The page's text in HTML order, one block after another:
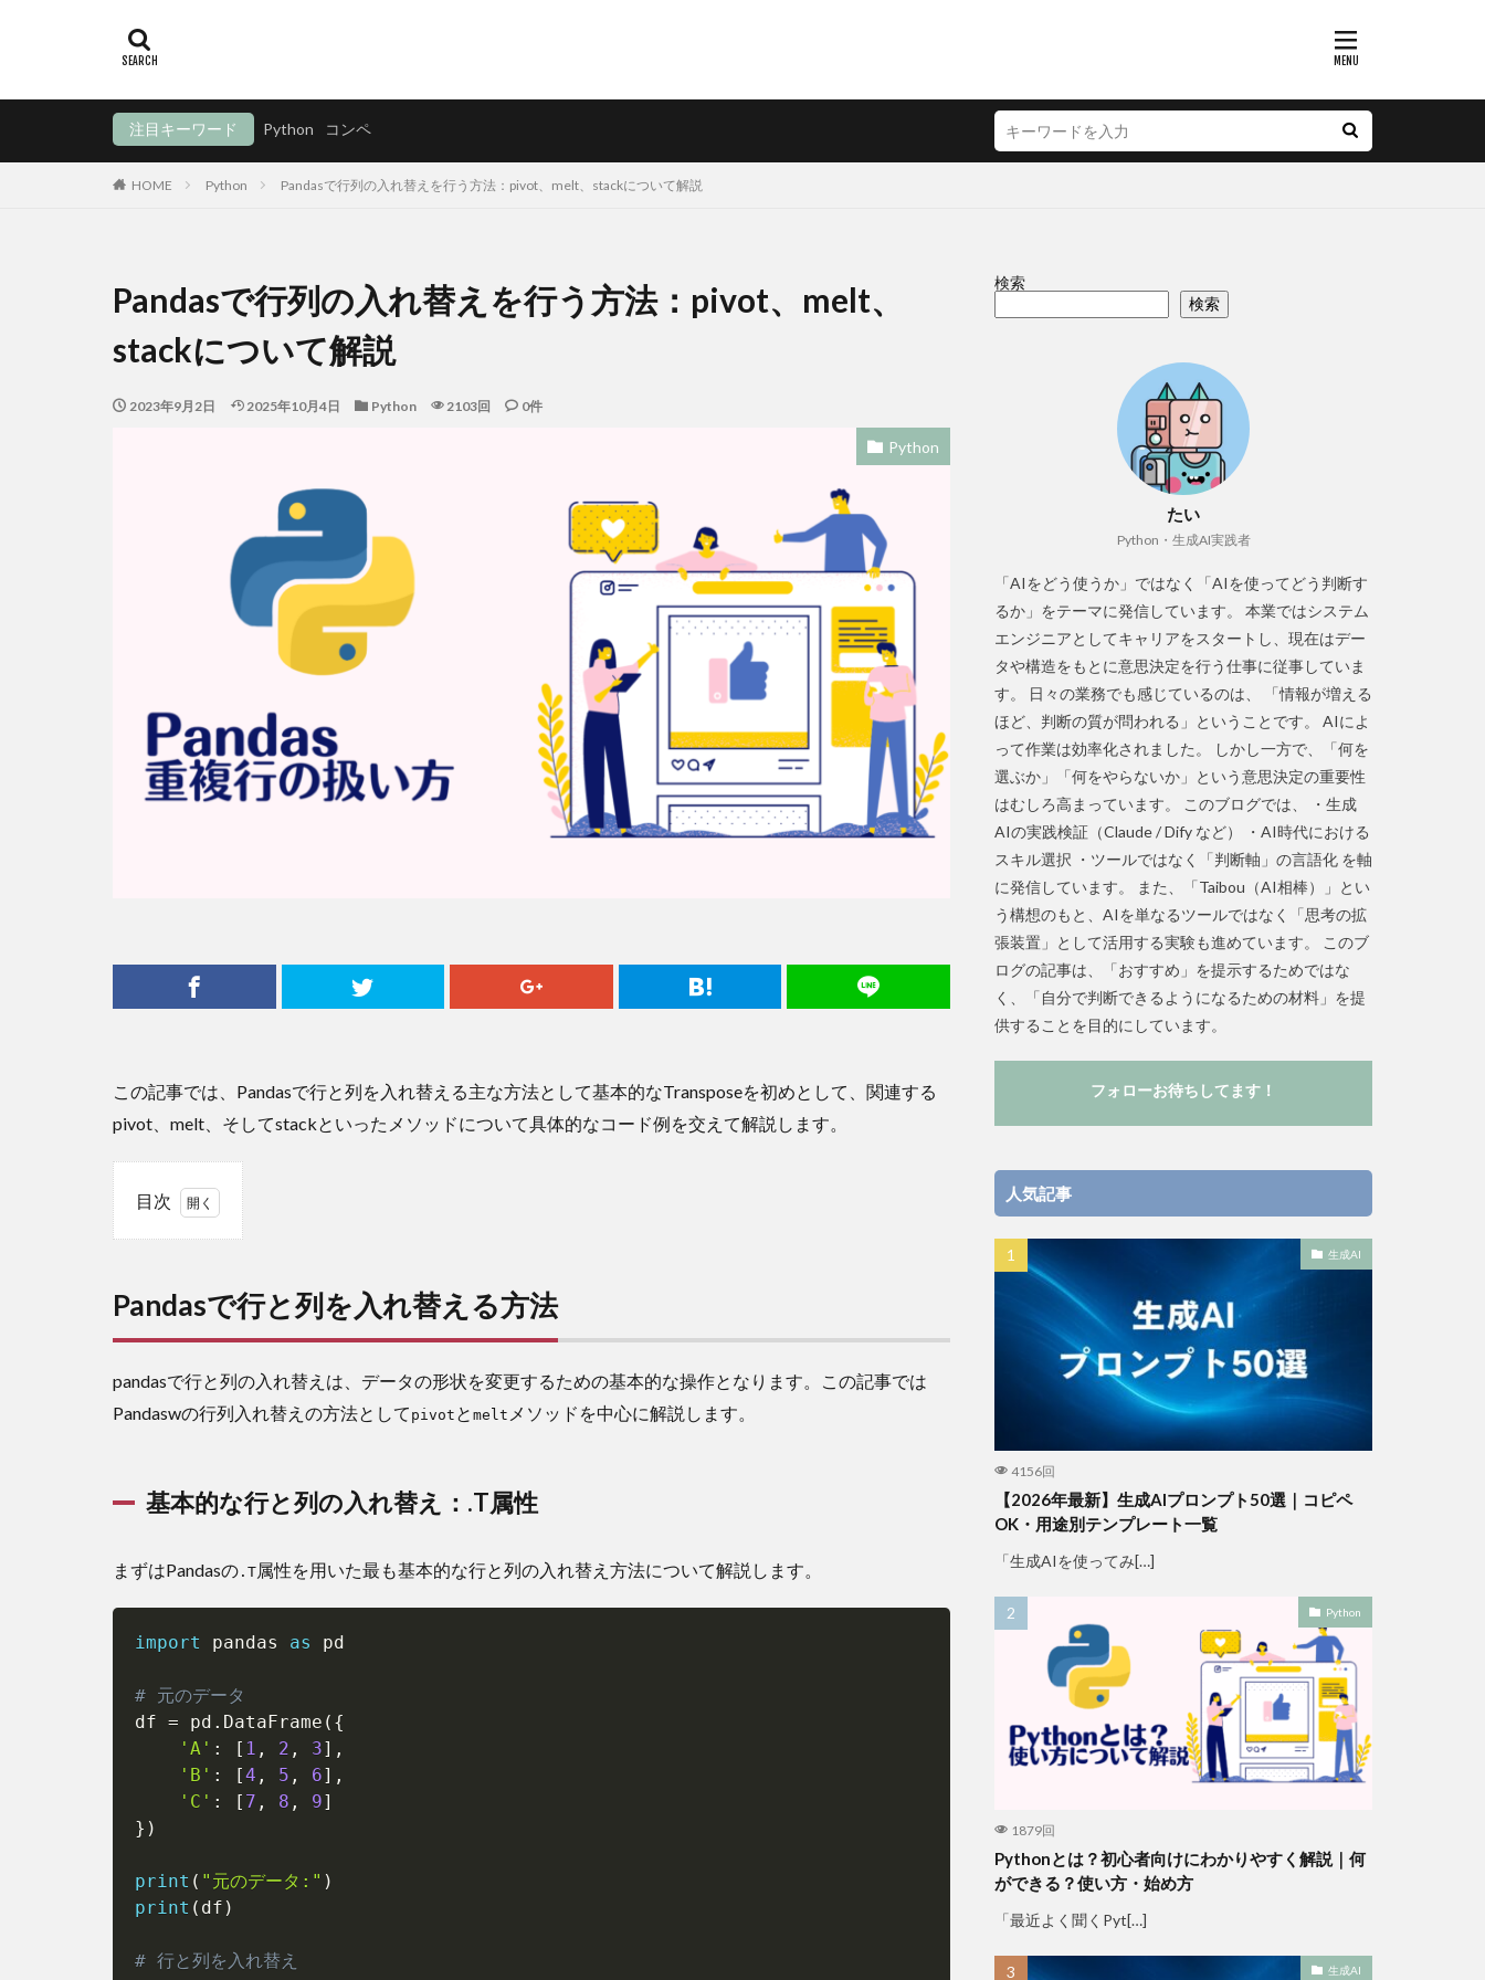
注目キーワード Python コンペ
HOME Python Pandasで行列の入れ替えを行う方法：pivot、melt、stackについて解説
Pandasで行列の入れ替えを行う方法：pivot、melt、
stackについて解説
2023年9月2日 2025年10月4日 Python 2103回 0件
Python
この記事では、Pandasで行と列を入れ替える主な方法として基本的なTransposeを初めとして、関連する
pivot、melt、そしてstackといったメソッドについて具体的なコード例を交えて解説します。
目次
列を入
1.1
基本
入れ
属性
pivot
ッド
1.3
2
メソ
ッド
Stack
Pandasで行と列を入れ替える方法
pandasで行と列の入れ替えは、データの形状を変更するための基本的な操作となります。この記事では
Pandaswの行列入れ替えの方法として pivot と melt メソッドを中心に解説します。
基本的な行と列の入れ替え：.T属性
まずはPandasの .T属性を用いた最も基本的な行と列の入れ替え方法について解説します。
import pandas as pd
# 元のデータ
df = pd . DataFrame ( {
'A' : [ 1 , 2 , 3] ,
'B' : [4 , 5 , 6] ,
'C' : [ 7 , 8 , 9]
} )
print ( "元のデータ:" )
print ( df )
# 行と列を入れ替え
検索
検索
たい
Python・生成AI実践者
「AIをどう使うか」ではなく「AIを使ってどう判断す
るか」をテーマに発信しています。 本業ではシステム
エンジニアとしてキャリアをスタートし、現在はデー
タや構造をもとに意思決定を行う仕事に従事していま
す。 日々の業務でも感じているのは、 「情報が増える
ほど、判断の質が問われる」ということです。 AIによ
って作業は効率化されました。 しかし一方で、「何を
選ぶか」「何をやらないか」という意思決定の重要性
はむしろ高まっています。 このブログでは、 ・生成
AIの実践検証（Claude / Dify など） ・AI時代における
スキル選択 ・ツールではなく「判断軸」の言語化 を軸
に発信しています。 また、「Taibou（AI相棒）」とい
う構想のもと、AIを単なるツールではなく「思考の拡
張装置」として活用する実験も進めています。 このブ
ログの記事は、「おすすめ」を提示するためではな
く、「自分で判断できるようになるための材料」を提
供することを目的にしています。
フォローお待ちしてます！
人気記事
生成AI
4156回
【2026年最新】生成AIプロンプト50選｜コピペ
OK・用途別テンプレート一覧
「生成AIを使ってみ[…]
Python
1879回
Pythonとは？初心者向けにわかりやすく解説｜何
ができる？使い方・始め方
「最近よく聞くPyt[…]
生成AI